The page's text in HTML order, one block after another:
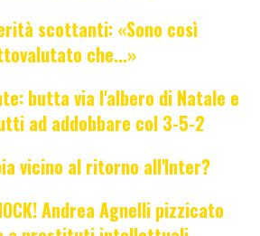
scottanti: «Sono così
che...»
butta via l'albero di Natale e
ad addobbare col 3-5-2
vicino al ritorno all'Inter?
Andrea Agnelli pizzicato